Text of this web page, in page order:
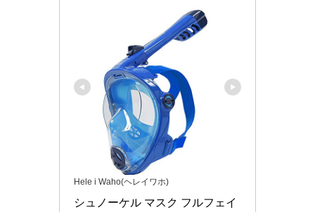
Hele i Waho(ヘレイワホ)
シュノーケル マスク フルフェイ